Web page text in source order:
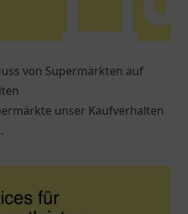
von Supermärkten auf
unser Kaufverhalten